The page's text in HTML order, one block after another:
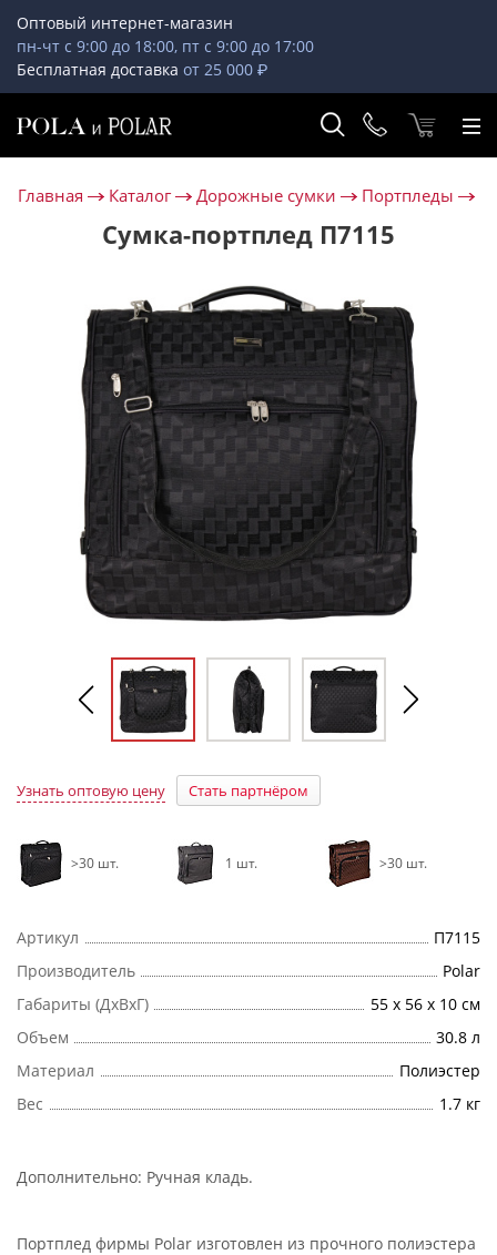
Оптовый интернет-магазин
пн-чт с 9:00 до 18:00, пт с 9:00 до 17:00
Бесплатная доставка от 25 000 ₽
Главная Каталог Дорожные сумки Портпледы
Сумка-портплед П7115
Узнать оптовую цену Стать партнёром
>30 шт. 1 шт. >30 шт.
Артикул
П7115
Производитель
Polar
Габариты (ДхВхГ)
55 х 56 х 10 см
Объем
30.8 л
Материал
Полиэстер
Вес
1.7 кг
Дополнительно: Ручная кладь.
Портплед фирмы Polar изготовлен из прочного полиэстера